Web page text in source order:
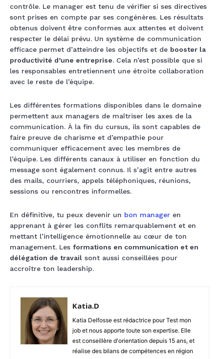
contrôle. Le manager est tenu de vérifier si ses directives
sont prises en compte par ses congénères. Les résultats
obtenus doivent être conformes aux attentes et doivent
respecter le délai prévu. Un système de communication
efficace permet d’atteindre les objectifs et de booster la
productivité d’une entreprise. Cela n’est possible que si
les responsables entretiennent une étroite collaboration
avec le reste de l’équipe.
Les différentes formations disponibles dans le domaine
permettent aux managers de maîtriser les axes de la
communication. À la fin du cursus, ils sont capables de
faire preuve de charisme et d’empathie pour
communiquer efficacement avec les membres de
l’équipe. Les différents canaux à utiliser en fonction du
message sont également connus. Il s’agit entre autres
des mails, courriers, appels téléphoniques, réunions,
sessions ou rencontres informelles.
En définitive, tu peux devenir un bon manager en
apprenant à gérer les conflits remarquablement et en
mettant l’intelligence émotionnelle au cœur de ton
management. Les formations en communication et en
délégation de travail sont aussi conseillées pour
accroître ton leadership.
Katia.D
Katia Delfosse est rédactrice pour Test mon
job et nous apporte toute son expertise. Elle
est conseillère d'orientation depuis 15 ans, et
réalise des bilans de compétences en région